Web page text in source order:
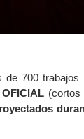
de 700
(cortos